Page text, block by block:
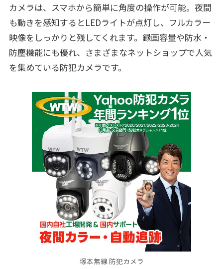
カメラは、スマホから簡単に角度の操作が可能。夜間
も動きを感知するとLEDライトが点灯し、フルカラー
映像をしっかりと残してくれます。録画容量や防水・
防塵機能にも優れ、さまざまなネットショップで人気
を集めている防犯カメラです。
塚本無線 防犯カメラ